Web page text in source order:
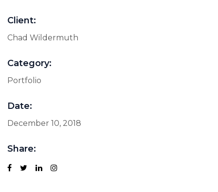
Client:
Chad Wildermuth
Category:
Portfolio
Date:
December 10, 2018
Share: